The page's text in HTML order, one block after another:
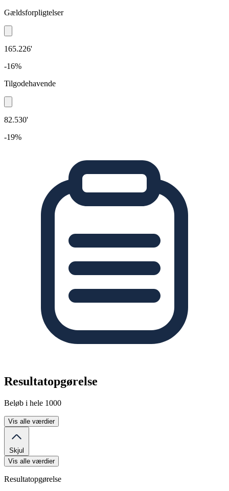
Gældsforpligtelser
165.226'
-16%
Tilgodehavende
82.530'
-19%
Resultatopgørelse
Beløb i hele 1000
Vis alle værdier
Skjul
Vis alle værdier
Resultatopgørelse